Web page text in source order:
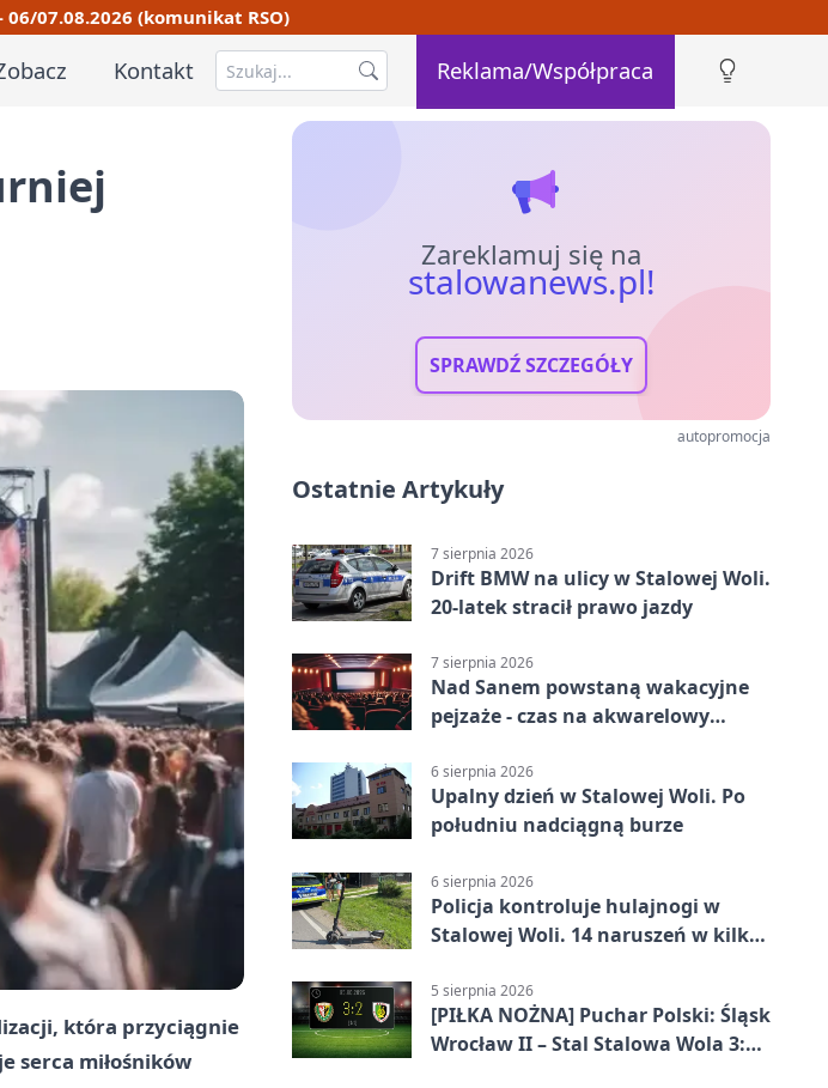
06/07.08.2026 (komunikat RSO)
Kontakt Reklama/Współpraca
która przyciągnie
serca miłośników
Zareklamuj się na
stalowanews.pl!
SPRAWDŹ SZCZEGÓŁY
autopromocja
Ostatnie Artykuły
7 sierpnia 2026
Drift BMW na ulicy w Stalowej Woli.
20-latek stracił prawo jazdy
7 sierpnia 2026
Nad Sanem powstaną wakacyjne
pejzaże - czas na akwarelowy
6 sierpnia 2026
Upalny dzień w Stalowej Woli. Po
południu nadciągną burze
6 sierpnia 2026
Policja kontroluje hulajnogi w
Stalowej Woli. 14 naruszeń w kilka
5 sierpnia 2026
[PIŁKA NOŻNA] Puchar Polski: Śląsk
Wrocław II – Stal Stalowa Wola 3:2